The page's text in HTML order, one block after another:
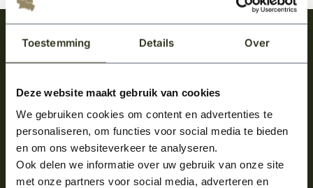
Toestemming Details Over
Deze website maakt gebruik van cookies
We gebruiken cookies om content en advertenties te
personaliseren, om functies voor social media te bieden
en om ons websiteverkeer te analyseren.
Ook delen we informatie over uw gebruik van onze site
met onze partners voor social media, adverteren en
Meld je aan en ontvang het laatste nieuws
over onze kempische bouwstijl!
Aanmelden voor de nieuwsbrief